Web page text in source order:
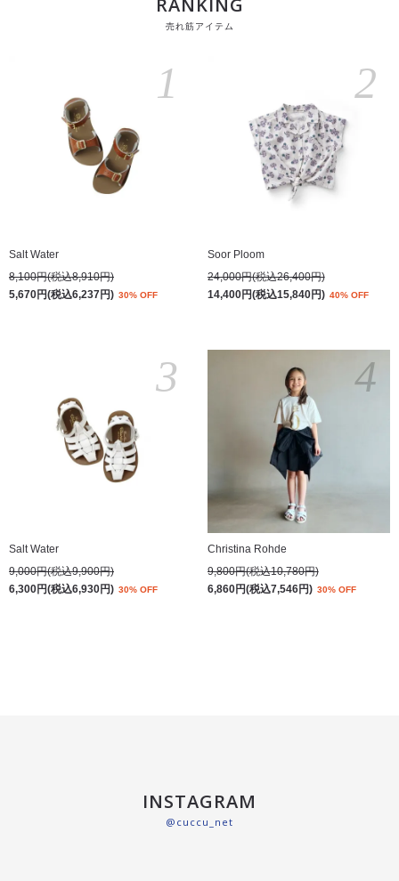
売れ筋アイテム
Salt Water
8,100円(税込8,910円)
5,670円(税込6,237円) 30% OFF
1
Soor Ploom
24,000円(税込26,400円)
14,400円(税込15,840円) 40% OFF
2
Salt Water
9,000円(税込9,900円)
6,300円(税込6,930円) 30% OFF
3
Christina Rohde
9,800円(税込10,780円)
6,860円(税込7,546円) 30% OFF
4
INSTAGRAM
@cuccu_net